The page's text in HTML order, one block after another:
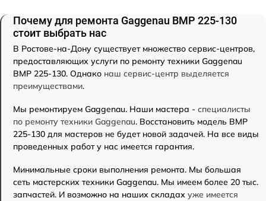
Почему для ремонта Gaggenau BMP 225-130
стоит выбрать нас
В Ростове-на-Дону существует множество сервис-центров,
предоставляющих услуги по ремонту техники Gaggenau
BMP 225-130. Однако наш сервис-центр выделяется
преимуществами.
Мы ремонтируем Gaggenau. Наши мастера - специалисты
по ремонту техники Gaggenau. Восстановить модель BMP
225-130 для мастеров не будет новой задачей. На все виды
проведенных работ у нас имеется гарантия.
Минимальные сроки выполнения ремонта. Мы большая
сеть мастерских техники Gaggenau. Мы имеем более 20 тыс.
запчастей. И возможно на наших складах уже имеется